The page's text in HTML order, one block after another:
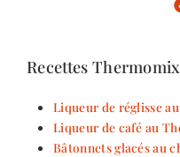
Recettes Thermomix
Liqueur de réglisse
Liqueur de café au
Bâtonnets glacés au